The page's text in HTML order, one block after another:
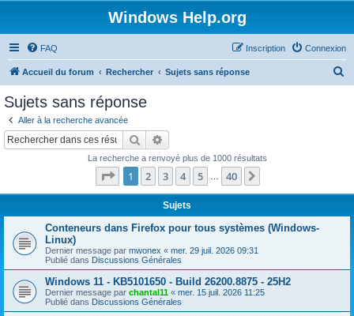
Windows Help.org
FAQ Connexion
Inscription
Accueil du forum Rechercher Sujets sans réponse
Sujets sans réponse
Aller à la recherche avancée
Rechercher
La recherche a renvoyé plus de 1000 résultats
Page 1sur40
1 2 3 4 5 40
Sujets
Conteneurs dans Firefox pour tous systèmes (Windows-
Linux)
Dernier message par mwonex « mer. 29 juil. 2026 09:31
Publié dans Discussions Générales
Windows 11 - KB5101650 - Build 26200.8875 - 25H2
Dernier message par chantal11 « mer. 15 juil. 2026 11:25
Publié dans Discussions Générales